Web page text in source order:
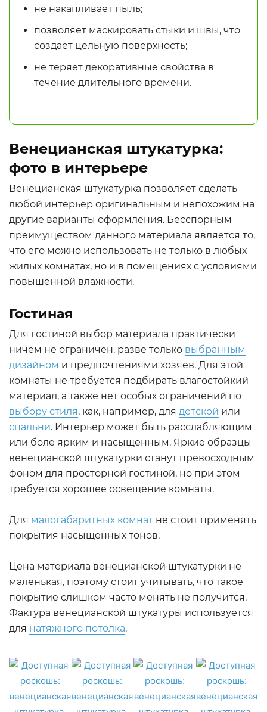
не накапливает пыль;
позволяет маскировать стыки и швы, что
создает цельную поверхность;
не теряет декоративные свойства в
течение длительного времени.
Венецианская штукатурка:
фото в интерьере
Венецианская штукатурка позволяет сделать
любой интерьер оригинальным и непохожим на
другие варианты оформления. Бесспорным
преимуществом данного материала является то,
что его можно использовать не только в любых
жилых комнатах, но и в помещениях с условиями
повышенной влажности.
Гостиная
Для гостиной выбор материала практически
ничем не ограничен, разве только выбранным
дизайном и предпочтениями хозяев. Для этой
комнаты не требуется подбирать влагостойкий
материал, а также нет особых ограничений по
выбору стиля, как, например, для детской или
спальни. Интерьер может быть расслабляющим
или боле ярким и насыщенным. Яркие образцы
венецианской штукатурки станут превосходным
фоном для просторной гостиной, но при этом
требуется хорошее освещение комнаты.
Для малогабаритных комнат не стоит применять
покрытия насыщенных тонов.
Цена материала венецианской штукатурки не
маленькая, поэтому стоит учитывать, что такое
покрытие слишком часто менять не получится.
Фактура венецианской штукатуры используется
для натяжного потолка.